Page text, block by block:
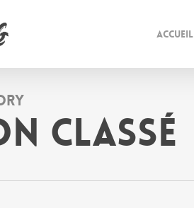
ACCUEIL
Classé